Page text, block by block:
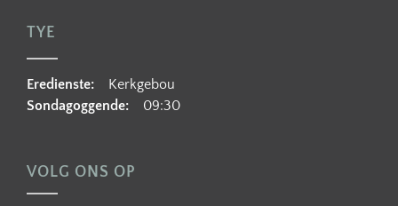
TYE
Eredienste: Kerkgebou
Sondagoggende: 09:30
VOLG ONS OP